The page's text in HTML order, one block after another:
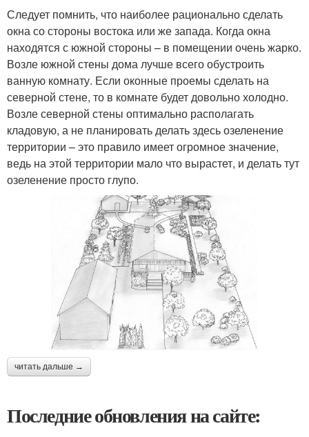
Следует помнить, что наиболее рационально сделать
окна со стороны востока или же запада. Когда окна
находятся с южной стороны – в помещении очень жарко.
Возле южной стены дома лучше всего обустроить
ванную комнату. Если оконные проемы сделать на
северной стене, то в комнате будет довольно холодно.
Возле северной стены оптимально располагать
кладовую, а не планировать делать здесь озеленение
территории – это правило имеет огромное значение,
ведь на этой территории мало что вырастет, и делать тут
озеленение просто глупо.
читать дальше →
Последние обновления на сайте: